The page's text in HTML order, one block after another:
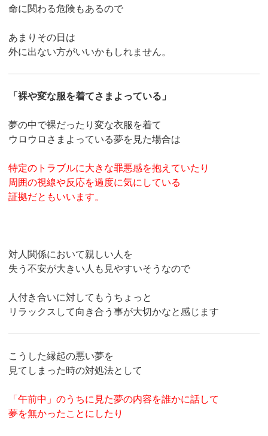
命に関わる危険もあるので
あまりその日は
外に出ない方がいいかもしれません。
「裸や変な服を着てさまよっている」
夢の中で裸だったり変な衣服を着て
ウロウロさまよっている夢を見た場合は
特定のトラブルに大きな罪悪感を抱えていたり
周囲の視線や反応を過度に気にしている
証拠だともいいます。
対人関係において親しい人を
失う不安が大きい人も見やすいそうなので
人付き合いに対してもうちょっと
リラックスして向き合う事が大切かなと感じます
こうした縁起の悪い夢を
見てしまった時の対処法として
「午前中」のうちに見た夢の内容を誰かに話して
夢を無かったことにしたり